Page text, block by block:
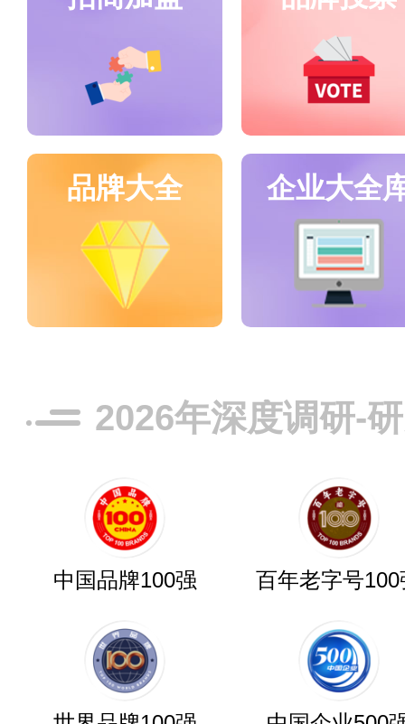
品牌大全 企业大全
2026年深度调研-
中国品牌100强 百年老字号100